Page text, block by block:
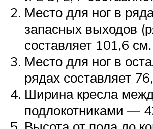
Место для ног в
запасных выходов
составляет 101,6 см.
Место для ног в
рядах составляет
Ширина кресла
подлокотниками —